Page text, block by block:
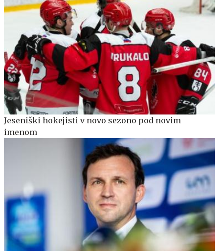
Jeseniški hokejisti v novo sezono pod novim
imenom